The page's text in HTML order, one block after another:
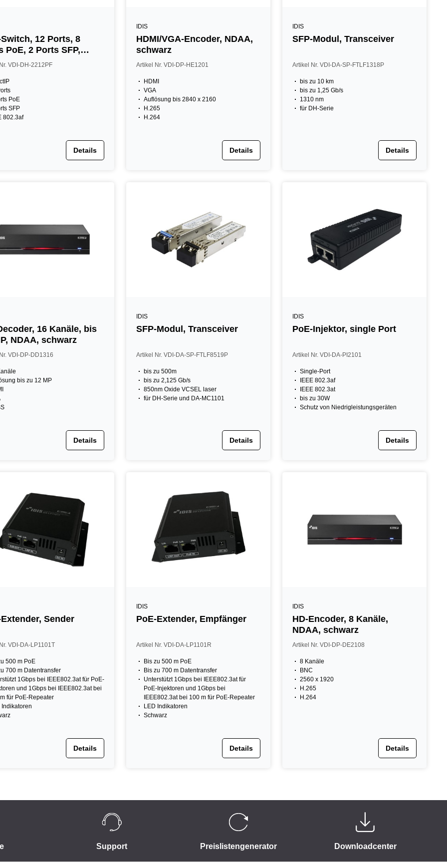
12 Ports, 8
PoE, 2 Ports SFP,
Desktop
VDI-DH-2212PF
PoE
SFP
802.3af
Details
IDIS
HDMI/VGA-Encoder, NDAA,
schwarz
Artikel Nr. VDI-DP-HE1201
HDMI
VGA
Auflösung bis 2840 x 2160
H.265
H.264
Details
IDIS
SFP-Modul, Transceiver
Artikel Nr. VDI-DA-SP-FTLF1318P
bis zu 10 km
bis zu 1,25 Gb/s
1310 nm
für DH-Serie
Details
16 Kanäle, bis
NDAA, schwarz
VDI-DP-DD1316
bis zu 12 MP
Details
IDIS
SFP-Modul, Transceiver
Artikel Nr. VDI-DA-SP-FTLF8519P
bis zu 500m
bis zu 2,125 Gb/s
850nm Oxide VCSEL laser
für DH-Serie und DA-MC1101
Details
IDIS
PoE-Injektor, single Port
Artikel Nr. VDI-DA-PI2101
Single-Port
IEEE 802.3af
IEEE 802.3at
bis zu 30W
Schutz von Niedrigleistungsgeräten
Details
Sender
VDI-DA-LP1101T
500 m PoE
700 m Datentransfer
1Gbps bei IEEE802.3at für PoE-
und 1Gbps bei IEEE802.3at bei
für PoE-Repeater
Indikatoren
Details
IDIS
PoE-Extender, Empfänger
Artikel Nr. VDI-DA-LP1101R
Bis zu 500 m PoE
Bis zu 700 m Datentransfer
Unterstützt 1Gbps bei IEEE802.3at für
PoE-Injektoren und 1Gbps bei
IEEE802.3at bei 100 m für PoE-Repeater
LED Indikatoren
Schwarz
Details
IDIS
HD-Encoder, 8 Kanäle,
NDAA, schwarz
Artikel Nr. VDI-DP-DE2108
8 Kanäle
BNC
2560 x 1920
H.265
H.264
Details
Support Preislistengenerator Downloadcenter